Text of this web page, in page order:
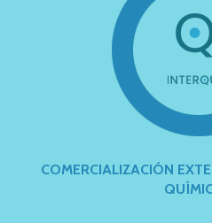
COMERCIALIZACIÓN